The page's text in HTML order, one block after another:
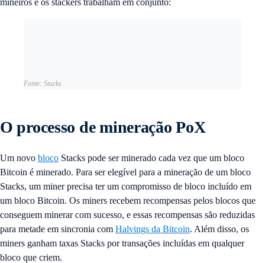
Fonte: Stacks
O processo de mineração PoX
Um novo bloco Stacks pode ser minerado cada vez que um bloco
Bitcoin é minerado. Para ser elegível para a mineração de um bloco
Stacks, um miner precisa ter um compromisso de bloco incluído em
um bloco Bitcoin. Os miners recebem recompensas pelos blocos que
conseguem minerar com sucesso, e essas recompensas são reduzidas
para metade em sincronia com Halvings da Bitcoin. Além disso, os
miners ganham taxas Stacks por transações incluídas em qualquer
bloco que criem.